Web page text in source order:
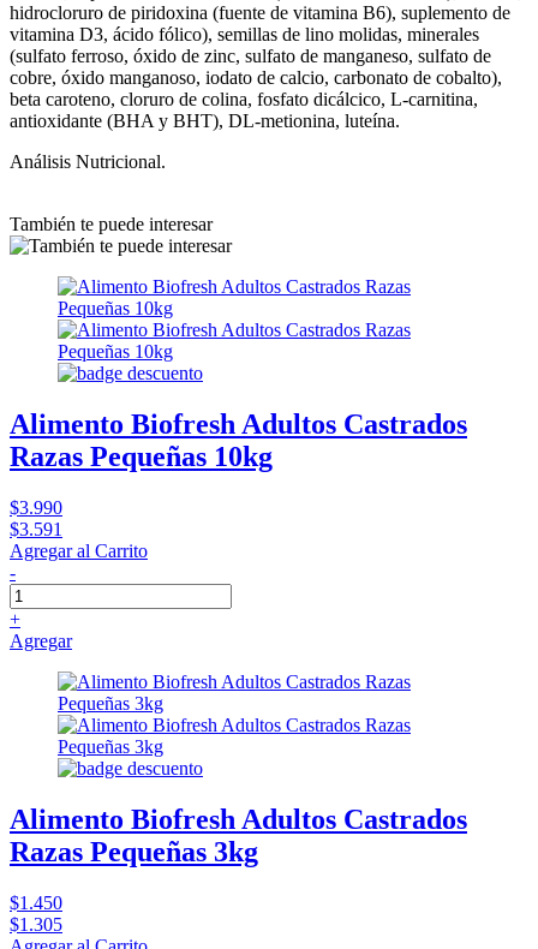
hidrocloruro de piridoxina (fuente de vitamina B6), suplemento de
vitamina D3, ácido fólico), semillas de lino molidas, minerales
(sulfato ferroso, óxido de zinc, sulfato de manganeso, sulfato de
cobre, óxido manganoso, iodato de calcio, carbonato de cobalto),
beta caroteno, cloruro de colina, fosfato dicálcico, L-carnitina,
antioxidante (BHA y BHT), DL-metionina, luteína.
Análisis Nutricional.
También te puede interesar
Alimento Biofresh Adultos Castrados
Razas Pequeñas 10kg
$3.990
$3.591
Agregar al Carrito
-
+
Agregar
Alimento Biofresh Adultos Castrados
Razas Pequeñas 3kg
$1.450
$1.305